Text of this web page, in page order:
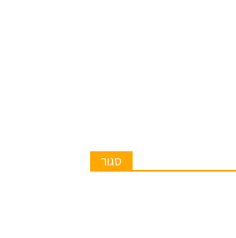
סגור